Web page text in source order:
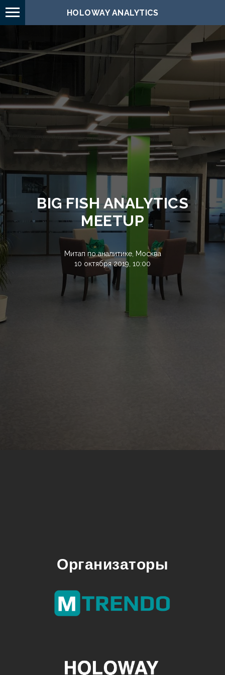
HOLOWAY ANALYTICS
BIG FISH ANALYTICS
MEETUP
Митап по аналитике, Москва
10 октября 2019, 10:00
Организаторы